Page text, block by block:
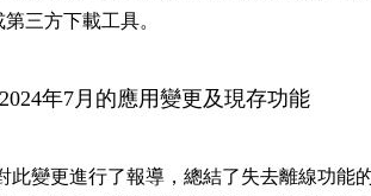
三方下載工具。
年7月的應用變更及現存功能
此變更進行了報導，總結了失去離線功能